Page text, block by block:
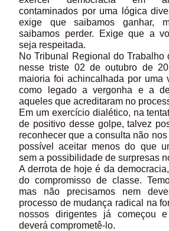
contaminados por uma lógica
exige que saibamos ganhar,
saibamos perder. Exige que a
seja respeitada.
No Tribunal Regional do Trabalho
nesse triste 02 de outubro de
maioria foi achincalhada por uma
como legado a vergonha e a
aqueles que acreditaram no
Em um exercício dialético, na
de positivo desse golpe, talvez
reconhecer que a consulta não
possível aceitar menos do que
sem a possibilidade de surpresas
A derrota de hoje é da
do compromisso de classe.
mas não precisamos nem
processo de mudança radical na
nossos dirigentes já começou
deverá comprometê-lo.